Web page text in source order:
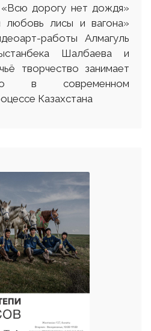
дорогу нет дождя»
любовь лисы и вагона»
работы Алмагуль
Шалбаева и
творчество занимает
в современном
Казахстана